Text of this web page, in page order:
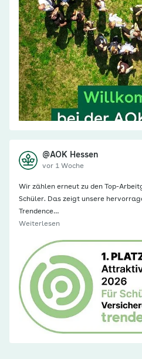
@AOK Hessen
vor 1 Woche
Wir zählen erneut zu den Top-
Schüler. Das zeigt unsere
Trendence…
Weiterlesen